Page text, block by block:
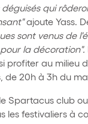
qui
ajoute Yass.
sont venus de
la décoration".
profiter au milieu
de 20h à 3h du
Spartacus club
les festivaliers à